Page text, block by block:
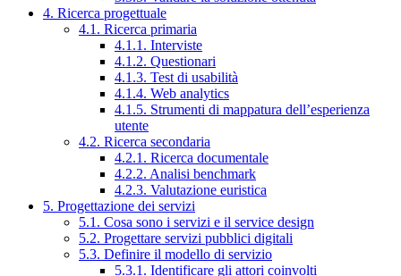
4. Ricerca progettuale
4.1. Ricerca primaria
4.1.1. Interviste
4.1.2. Questionari
4.1.3. Test di usabilità
4.1.4. Web analytics
4.1.5. Strumenti di mappatura dell’esperienza
utente
4.2. Ricerca secondaria
4.2.1. Ricerca documentale
4.2.2. Analisi benchmark
4.2.3. Valutazione euristica
5. Progettazione dei servizi
5.1. Cosa sono i servizi e il service design
5.2. Progettare servizi pubblici digitali
5.3. Definire il modello di servizio
5.3.1. Identificare gli attori coinvolti